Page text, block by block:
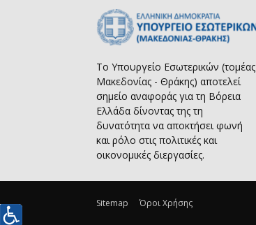
Το Υπουργείο Εσωτερικών (τομέας
Μακεδονίας - Θράκης) αποτελεί
σημείο αναφοράς για τη Βόρεια
Ελλάδα δίνοντας της τη
δυνατότητα να αποκτήσει φωνή
και ρόλο στις πολιτικές και
οικονομικές διεργασίες.
Sitemap Όροι Χρήσης